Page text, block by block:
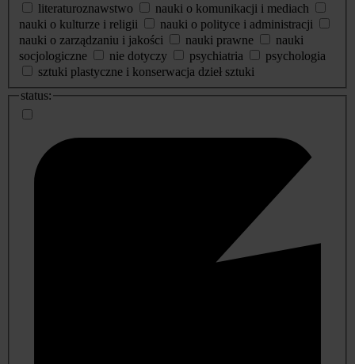
literaturoznawstwo
nauki o komunikacji i mediach
nauki o kulturze i religii
nauki o polityce i administracji
nauki o zarządzaniu i jakości
nauki prawne
nauki
socjologiczne
nie dotyczy psychiatria
psychologia
sztuki plastyczne i konserwacja dzieł sztuki
status: